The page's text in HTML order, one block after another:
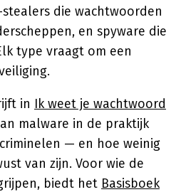
die wachtwoorden
en spyware die
type vraagt om een
in Ik weet je wachtwoord
malware in de praktijk
— en hoe weinig
van zijn. Voor wie de
biedt het Basisboek